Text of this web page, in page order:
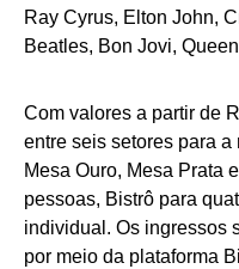
Ray Cyrus, Elton John,
Beatles, Bon Jovi,
Com valores a partir de
entre seis setores para
Mesa Ouro, Mesa Prata
pessoas, Bistrô para
individual. Os ingressos
por meio da plataforma